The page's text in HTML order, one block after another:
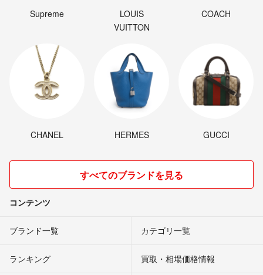
Supreme
LOUIS
VUITTON
COACH
CHANEL HERMES GUCCI
すべてのブランドを見る
コンテンツ
ブランド一覧 カテゴリ一覧
ランキング 買取・相場価格情報